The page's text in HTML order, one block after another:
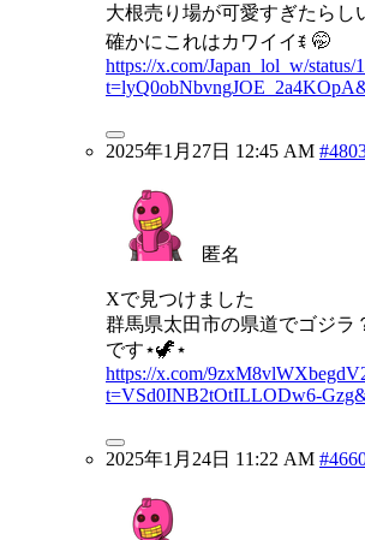
大根売り場が可愛すぎたらし
確かにこれはカワイイꉂ 🤭
https://x.com/Japan_lol_w/status/
2025年1月27日 12:45 AM
匿名
Xで見つけました
群馬県太田市の県道でゴジラ
です⋆🦖⋆
https://x.com/
t=VSd0INB2tOtILLODw6-
2025年1月24日 11:22 AM